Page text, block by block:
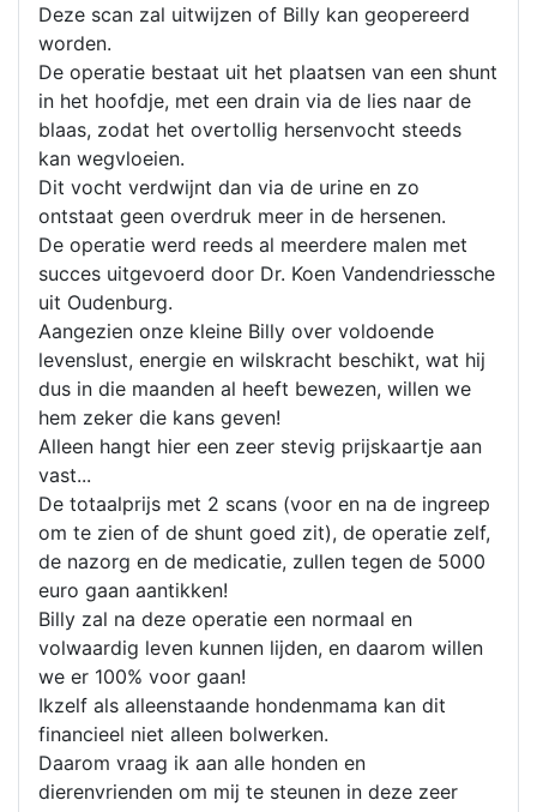
Deze scan zal uitwijzen of Billy kan geopereerd
worden.
De operatie bestaat uit het plaatsen van een shunt
in het hoofdje, met een drain via de lies naar de
blaas, zodat het overtollig hersenvocht steeds
kan wegvloeien.
Dit vocht verdwijnt dan via de urine en zo
ontstaat geen overdruk meer in de hersenen.
De operatie werd reeds al meerdere malen met
succes uitgevoerd door Dr. Koen Vandendriessche
uit Oudenburg.
Aangezien onze kleine Billy over voldoende
levenslust, energie en wilskracht beschikt, wat hij
dus in die maanden al heeft bewezen, willen we
hem zeker die kans geven!
Alleen hangt hier een zeer stevig prijskaartje aan
vast...
De totaalprijs met 2 scans (voor en na de ingreep
om te zien of de shunt goed zit), de operatie zelf,
de nazorg en de medicatie, zullen tegen de 5000
euro gaan aantikken!
Billy zal na deze operatie een normaal en
volwaardig leven kunnen lijden, en daarom willen
we er 100% voor gaan!
Ikzelf als alleenstaande hondenmama kan dit
financieel niet alleen bolwerken.
Daarom vraag ik aan alle honden en
dierenvrienden om mij te steunen in deze zeer